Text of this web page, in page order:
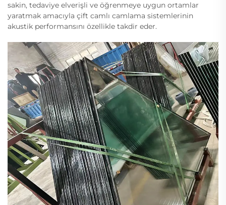
sakin, tedaviye elverişli ve öğrenmeye uygun ortamlar
yaratmak amacıyla çift camlı camlama sistemlerinin
akustik performansını özellikle takdir eder.